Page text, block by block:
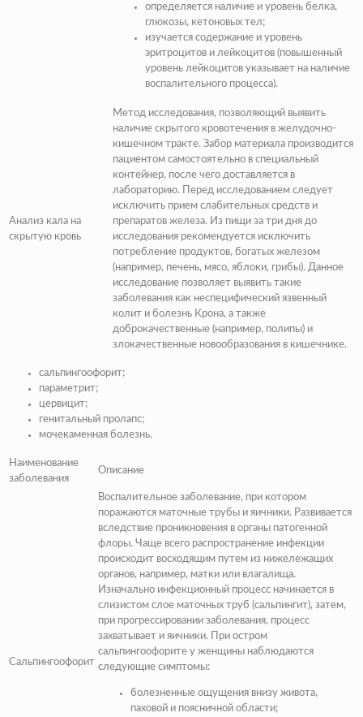
определяется наличие и уровень белка,
глюкозы, кетоновых тел;
изучается содержание и уровень
эритроцитов и лейкоцитов (повышенный
уровень лейкоцитов указывает на наличие
воспалительного процесса).
Анализ кала на
скрытую кровь
Метод исследования, позволяющий выявить
наличие скрытого кровотечения в желудочно-
кишечном тракте. Забор материала производится
пациентом самостоятельно в специальный
контейнер, после чего доставляется в
лабораторию. Перед исследованием следует
исключить прием слабительных средств и
препаратов железа. Из пищи за три дня до
исследования рекомендуется исключить
потребление продуктов, богатых железом
(например, печень, мясо, яблоки, грибы). Данное
исследование позволяет выявить такие
заболевания как неспецифический язвенный
колит и болезнь Крона, а также
доброкачественные (например, полипы) и
злокачественные новообразования в кишечнике.
сальпингоофорит;
параметрит;
цервицит;
генитальный пролапс;
мочекаменная болезнь.
Наименование
заболевания
Описание
Сальпингоофорит
Воспалительное заболевание, при котором
поражаются маточные трубы и яичники. Развивается
вследствие проникновения в органы патогенной
флоры. Чаще всего распространение инфекции
происходит восходящим путем из нижележащих
органов, например, матки или влагалища.
Изначально инфекционный процесс начинается в
слизистом слое маточных труб (сальпингит), затем,
при прогрессировании заболевания, процесс
захватывает и яичники.
При остром
сальпингоофорите у женщины наблюдаются
следующие симптомы:
болезненные ощущения внизу живота,
паховой и поясничной области;